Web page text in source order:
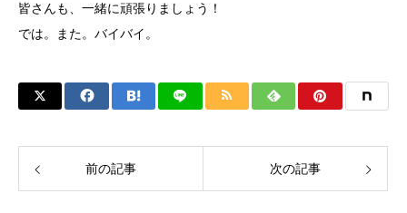
皆さんも、一緒に頑張りましょう！
では。また。バイバイ。
前の記事 次の記事